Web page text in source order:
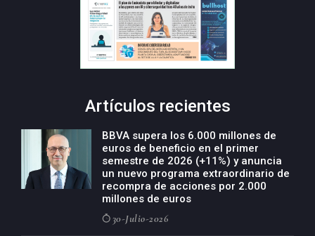
Artículos recientes
BBVA supera los 6.000 millones de
euros de beneficio en el primer
semestre de 2026 (+11%) y anuncia
un nuevo programa extraordinario de
recompra de acciones por 2.000
millones de euros
30-Julio-2026